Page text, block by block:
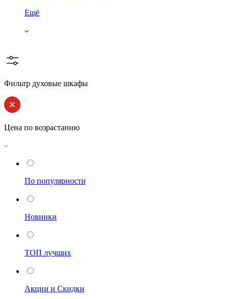
Ещё
Фильтр духовые шкафы
Цена по возрастанию
По популярности
Новинки
ТОП лучших
Акции и Скидки